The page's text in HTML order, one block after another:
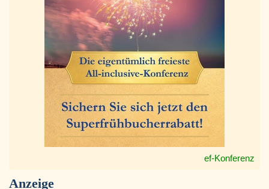
ef-Konferenz
Anzeige